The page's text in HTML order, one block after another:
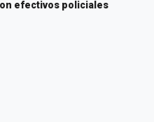
efectivos policiales